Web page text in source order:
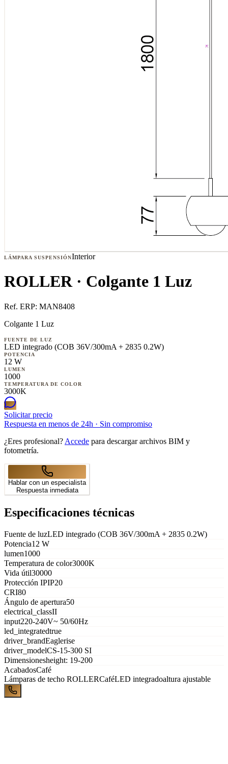
LÁMPARA SUSPENSIÓNInterior
ROLLER · Colgante 1 Luz
Ref. ERP: MAN8408
Colgante 1 Luz
FUENTE DE LUZ
LED integrado (COB 36V/300mA + 2835 0.2W)
POTENCIA
12 W
LUMEN
1000
TEMPERATURA DE COLOR
3000K
Solicitar precio
Respuesta en menos de 24h · Sin compromiso
¿Eres profesional? Accede para descargar archivos BIM y
fotometría.
Hablar con un especialista
Respuesta inmediata
Especificaciones técnicas
Fuente de luzLED integrado (COB 36V/300mA + 2835 0.2W)
Potencia12 W
lumen1000
Temperatura de color3000K
Vida útil30000
Protección IPIP20
CRI80
Ángulo de apertura50
electrical_classII
input220-240V~ 50/60Hz
led_integratedtrue
driver_brandEaglerise
driver_modelCS-15-300 SI
Dimensionesheight: 19-200
AcabadosCafé
Lámparas de techo ROLLERCaféLED integradoaltura ajustable